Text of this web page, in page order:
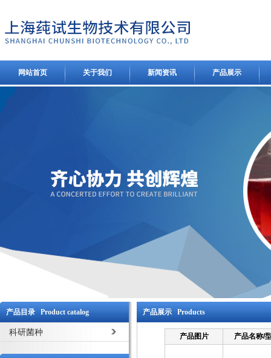
网站首页 关于我们 新闻资讯 产品展示
产品目录 Product catalog
科研菌种
产品展示 Products
产品图片 产品名称/